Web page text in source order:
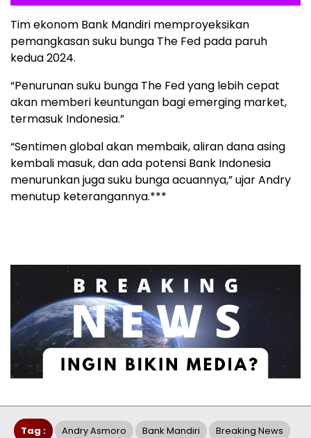
Tim ekonom Bank Mandiri memproyeksikan
pemangkasan suku bunga The Fed pada paruh
kedua 2024.
“Penurunan suku bunga The Fed yang lebih cepat
akan memberi keuntungan bagi emerging market,
termasuk Indonesia.”
“Sentimen global akan membaik, aliran dana asing
kembali masuk, dan ada potensi Bank Indonesia
menurunkan juga suku bunga acuannya,” ujar Andry
menutup keterangannya.***
Tag : Andry Asmoro Bank Mandiri Breaking News